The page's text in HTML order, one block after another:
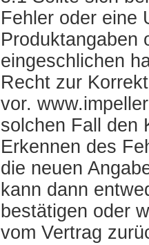
Fehler oder eine
Produktangaben
eingeschlichen
Recht zur
vor.
solchen Fall den
Erkennen des
die neuen
kann dann
bestätigen oder
vom Vertrag